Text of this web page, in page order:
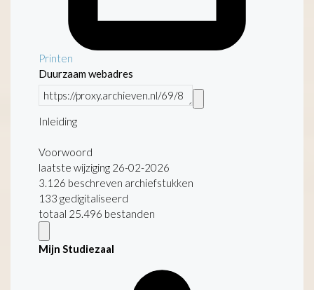
Printen
Duurzaam webadres
Inleiding
Voorwoord
laatste wijziging 26-02-2026
3.126 beschreven archiefstukken
133 gedigitaliseerd
totaal 25.496 bestanden
Mijn Studiezaal